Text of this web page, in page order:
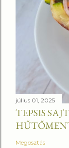
július 01, 2025
TEPSIS
Megosztás